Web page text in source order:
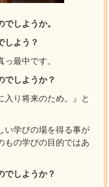
しようか。
しよう？
最中です。
でしようか？
入り将来のため。』と
い学びの場を得る事が
もの学びの目的ではあ
でしようか？